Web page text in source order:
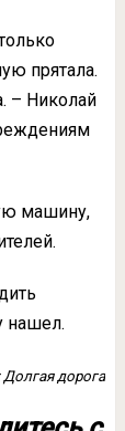
прятала.
– Николай
машину,
нашел.
Долгая дорога